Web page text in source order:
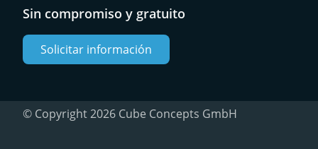
Sin compromiso y gratuito
Solicitar información
© Copyright 2026 Cube Concepts GmbH